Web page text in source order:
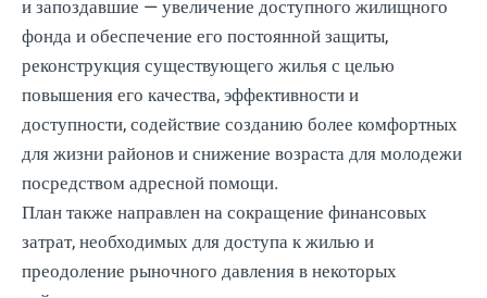
и запоздавшие — увеличение доступного жилищного
фонда и обеспечение его постоянной защиты,
реконструкция существующего жилья с целью
повышения его качества, эффективности и
доступности, содействие созданию более комфортных
для жизни районов и снижение возраста для молодежи
посредством адресной помощи.
План также направлен ​​на сокращение финансовых
затрат, необходимых для доступа к жилью и
преодоление рыночного давления в некоторых